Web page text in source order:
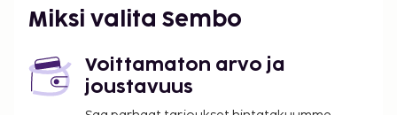
Miksi valita Sembo
Voittamaton arvo ja
joustavuus